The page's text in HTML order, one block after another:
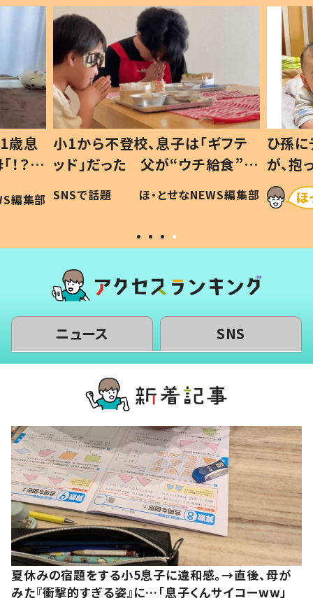
歳息
？」
編集部
小1から不登校、息子は「ギフテ
ッド」だった 父が“ウチ給食”を
作り続ける理由とは #令和の親
#令和の子
SNSで話題 ほ・とせなNEWS編集部
ひ孫
が、
「涙が
い」
ニュース SNS
夏休みの宿題をする小5息子に違和感。→直後、母が
みた『衝撃的すぎる姿』に…「息子くんサイコーww」